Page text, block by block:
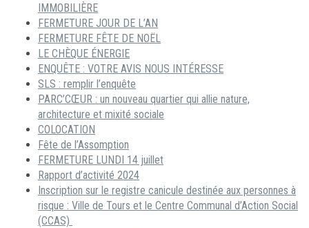
IMMOBILIÈRE
FERMETURE JOUR DE L’AN
FERMETURE FÊTE DE NOËL
LE CHÈQUE ÉNERGIE
ENQUÊTE : VOTRE AVIS NOUS INTÉRESSE
SLS : remplir l’enquête
PARC’CŒUR : un nouveau quartier qui allie nature,
architecture et mixité sociale
COLOCATION
Fête de l’Assomption
FERMETURE LUNDI 14 juillet
Rapport d’activité 2024
Inscription sur le registre canicule destinée aux personnes à
risque : Ville de Tours et le Centre Communal d’Action Social
(CCAS)